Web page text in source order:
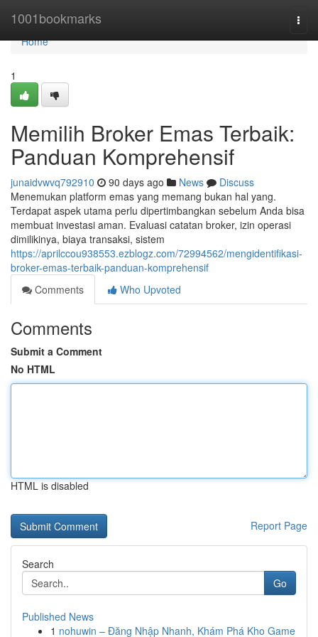
1001bookmarks
Home
Home
1
Memilih Broker Emas Terbaik:
Panduan Komprehensif
junaidvwvq792910 90 days ago News
Discuss
Menemukan platform emas yang memang bukan hal yang.
Terdapat aspek utama perlu dipertimbangkan sebelum Anda bisa
membuat investasi aman. Evaluasi catatan broker, izin operasi
dimilikinya, biaya transaksi, sistem
https://aprilccou938553.ezblogz.com/72994562/mengidentifikasi-
broker-emas-terbaik-panduan-komprehensif
Comments
Who Upvoted
Comments
Submit a Comment
No HTML
HTML is disabled
Report Page
Search
Go
Published News
1 nohuwin – Đăng Nhập Nhanh, Khám Phá Kho Game